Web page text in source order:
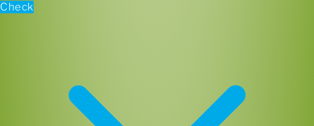
Check